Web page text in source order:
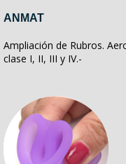
ANMAT
Ampliación de Rubros.
clase I, II, III y IV.-